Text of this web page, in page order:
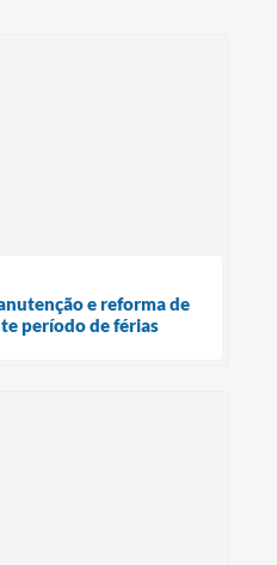
e reforma de
período de férias